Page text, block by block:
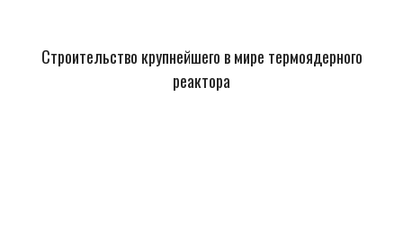
Строительство крупнейшего в мире термоядерного
реактора